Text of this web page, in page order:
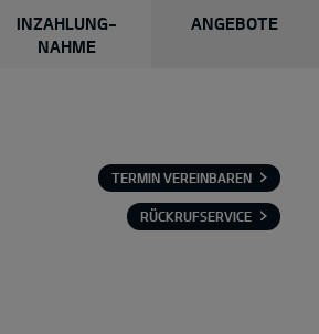
INZAHLUNG-
NAHME
ANGEBOTE
TERMIN VEREINBAREN
RÜCKRUFSERVICE